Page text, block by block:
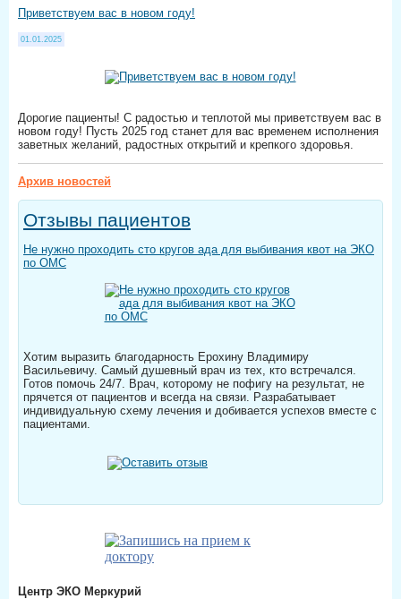
Приветствуем вас в новом году!
01.01.2025
Дорогие пациенты! С радостью и теплотой мы приветствуем вас в
новом году! Пусть 2025 год станет для вас временем исполнения
заветных желаний, радостных открытий и крепкого здоровья.
Архив новостей
Отзывы пациентов
Не нужно проходить сто кругов ада для выбивания квот на ЭКО
по ОМС
Хотим выразить благодарность Ерохину Владимиру
Васильевичу. Самый душевный врач из тех, кто встречался.
Готов помочь 24/7. Врач, которому не пофигу на результат, не
прячется от пациентов и всегда на связи. Разрабатывает
индивидуальную схему лечения и добивается успехов вместе с
пациентами.
Центр ЭКО Меркурий